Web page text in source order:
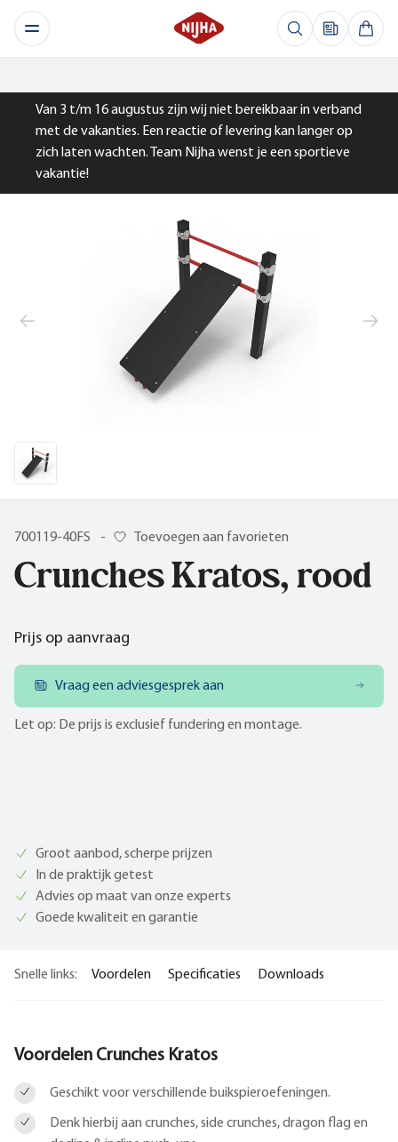
Van 3 t/m 16 augustus zijn wij niet bereikbaar in verband
met de vakanties. Een reactie of levering kan langer op
zich laten wachten. Team Nijha wenst je een sportieve
vakantie!
700119-40FS - Toevoegen aan favorieten
Crunches Kratos, rood
Prijs op aanvraag
Vraag een adviesgesprek aan
Let op: De prijs is exclusief fundering en montage.
Groot aanbod, scherpe prijzen
In de praktijk getest
Advies op maat van onze experts
Goede kwaliteit en garantie
Snelle links: Voordelen Specificaties Downloads
Voordelen Crunches Kratos
Geschikt voor verschillende buikspieroefeningen.
Denk hierbij aan crunches, side crunches, dragon flag en